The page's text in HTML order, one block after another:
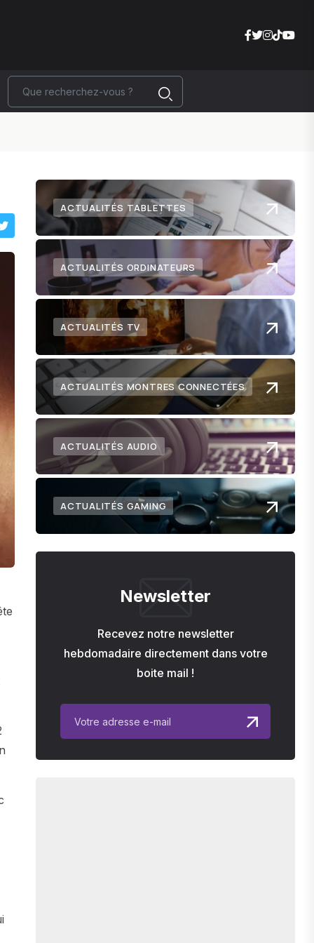
ACTUALITÉS TABLETTES
ACTUALITÉS ORDINATEURS
ACTUALITÉS TV
ACTUALITÉS MONTRES CONNECTÉES
ACTUALITÉS AUDIO
ACTUALITÉS GAMING
Newsletter
Recevez notre newsletter
hebdomadaire directement dans votre
boite mail !